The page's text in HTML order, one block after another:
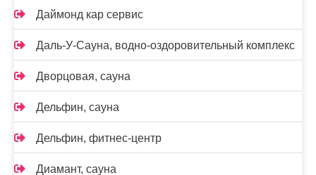
Даймонд кар сервис
Даль-У-Сауна, водно-оздоровительный комплекс
Дворцовая, сауна
Дельфин, сауна
Дельфин, фитнес-центр
Диамант, сауна